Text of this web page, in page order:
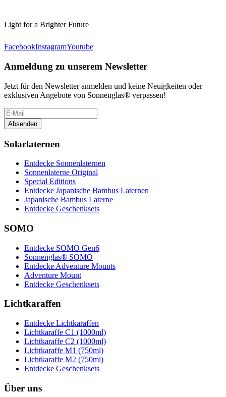
Light for a Brighter Future
FacebookInstagramYoutube
Anmeldung zu unserem Newsletter
Jetzt für den Newsletter anmelden und keine Neuigkeiten oder
exklusiven Angebote von Sonnenglas® verpassen!
Absenden
Solarlaternen
Entdecke Sonnenlaternen
Sonnenlaterne Original
Special Editions
Entdecke Japanische Bambus Laternen
Japanische Bambus Laterne
Entdecke Geschenksets
SOMO
Entdecke SOMO Gen6
Sonnenglas® SOMO
Entdecke Adventure Mounts
Adventure Mount
Entdecke Geschenksets
Lichtkaraffen
Entdecke Lichtkaraffen
Lichtkaraffe C1 (1000ml)
Lichtkaraffe C2 (1000ml)
Lichtkaraffe M1 (750ml)
Lichtkaraffe M2 (750ml)
Entdecke Geschenksets
Über uns